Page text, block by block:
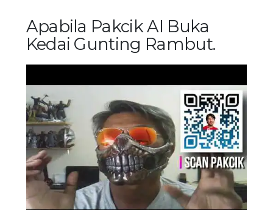
Apabila Pakcik AI Buka
Kedai Gunting Rambut.